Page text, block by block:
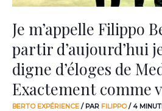
Je m’appelle Filippo
partir d’aujourd’hui
digne d’éloges de
Exactement comme
BERTO EXPÉRIENCE / PAR FILIPPO/4
digne
de
Exactement
comme
vous
tous.